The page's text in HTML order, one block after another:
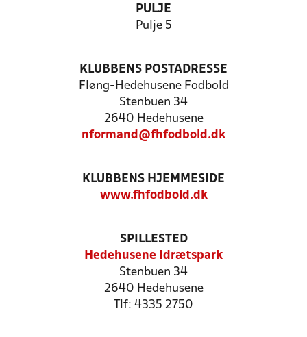
PULJE
Pulje 5
KLUBBENS POSTADRESSE
Fløng-Hedehusene Fodbold
Stenbuen 34
2640 Hedehusene
nformand@fhfodbold.dk
KLUBBENS HJEMMESIDE
www.fhfodbold.dk
SPILLESTED
Hedehusene Idrætspark
Stenbuen 34
2640 Hedehusene
Tlf: 4335 2750